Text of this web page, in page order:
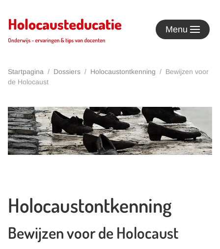
Terug naar hoofdinhoud Menu
Startpagina Dossiers Holocaustontkenning
Bewijzen voor
de Holocaust
Holocaustontkenning
Bewijzen voor de Holocaust